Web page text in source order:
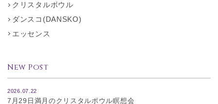
クリスタルボウル
ダンスコ(DANSKO)
エッセンス
New Post
2026.07.22
7月29日満月のクリスタルボウル瞑想会